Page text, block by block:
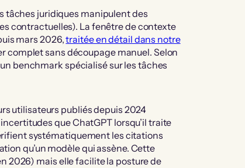
tâches juridiques manipulent des
contractuelles). La fenêtre de contexte
mars 2026,traitée en détail dans notre
complet sans découpage manuel. Selon
benchmark spécialisé sur les tâches
utilisateurs publiés depuis 2024
que ChatGPT lorsqu’il traite
systématiquement les citations
qu’un modèle qui assène. Cette
2026) mais elle facilite la posture de